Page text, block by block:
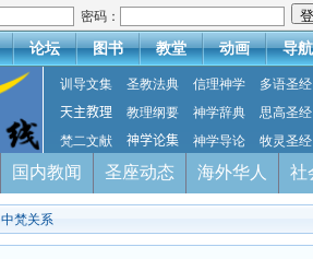
密码：
论坛 图书 教堂 动画 导航
训导文集 圣教法典 信理神学
多语圣经
天主教理
教理纲要 神学辞典
思高圣经
梵二文献
神学论集 神学导论 牧灵圣经
国内教闻 圣座动态 海外华人 社
中梵关系